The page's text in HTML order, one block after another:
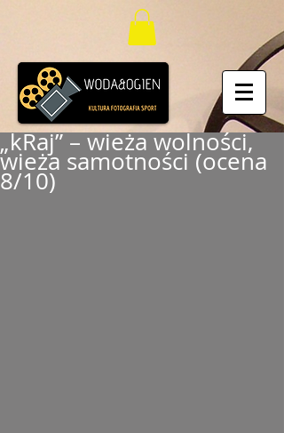
„kRaj” – wieża wolności,
wieża samotności (ocena
8/10)